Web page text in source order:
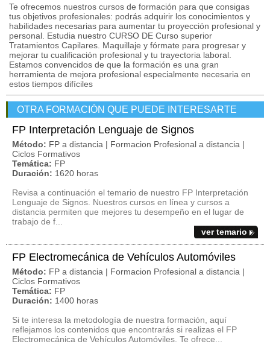
Te ofrecemos nuestros cursos de formación para que consigas
tus objetivos profesionales: podrás adquirir los conocimientos y
habilidades necesarias para aumentar tu proyección profesional y
personal. Estudia nuestro CURSO DE Curso superior
Tratamientos Capilares. Maquillaje y fórmate para progresar y
mejorar tu cualificación profesional y tu trayectoria laboral.
Estamos convencidos de que la formación es una gran
herramienta de mejora profesional especialmente necesaria en
estos tiempos difíciles
OTRA FORMACIÓN QUE PUEDE INTERESARTE
FP Interpretación Lenguaje de Signos
Método: FP a distancia | Formacion Profesional a distancia |
Ciclos Formativos
Temática: FP
Duración: 1620 horas
Revisa a continuación el temario de nuestro FP Interpretación
Lenguaje de Signos. Nuestros cursos en línea y cursos a
distancia permiten que mejores tu desempeño en el lugar de
trabajo de f...
ver temario
FP Electromecánica de Vehículos Automóviles
Método: FP a distancia | Formacion Profesional a distancia |
Ciclos Formativos
Temática: FP
Duración: 1400 horas
Si te interesa la metodología de nuestra formación, aquí
reflejamos los contenidos que encontrarás si realizas el FP
Electromecánica de Vehículos Automóviles. Te ofrece...